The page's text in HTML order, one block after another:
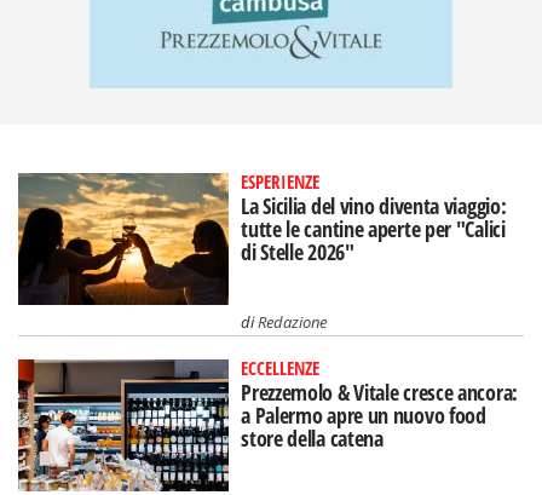
ESPERIENZE
La Sicilia del vino diventa viaggio:
tutte le cantine aperte per "Calici
di Stelle 2026"
diRedazione
ECCELLENZE
Prezzemolo & Vitale cresce ancora:
a Palermo apre un nuovo food
store della catena